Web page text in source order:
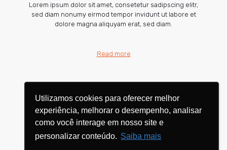
Utilizamos cookies para oferecer melhor
experiência, melhorar o desempenho, analisar
como você interage em nosso site e
personalizar conteúdo. Saiba mais
Utilizamos cookies para oferecer melhor
experiência, melhorar o desempenho, analisar
como você interage em nosso site e
personalizar conteúdo. Saiba mais
Lorem ipsum dolor sit amet, consetetur sadipscing elitr,
sed diam nonumy eirmod tempor invidunt ut labore et
dolore magna aliquyam erat, sed diam.
Read more